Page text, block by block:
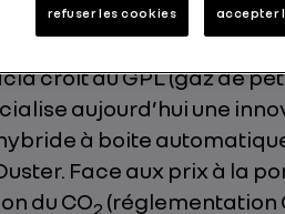
à certaines
que l’essence
croit au GPL (gaz de
aujourd’hui une
à boite
Face aux prix à la
du CO2 (réglementation
refuser les cookies accepter